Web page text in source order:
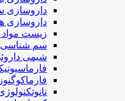
داروسازی
داروسازی
زیست مواد
سم شناسی
شيمی